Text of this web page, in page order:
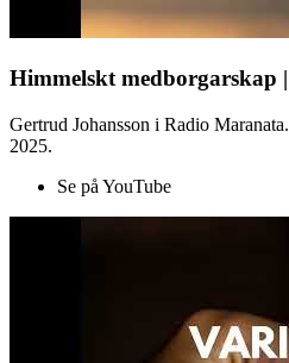
Himmelskt medborgarskap
Gertrud Johansson i Radio
2025.
Se på YouTube